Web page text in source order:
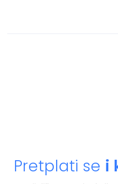
Pretplati se i